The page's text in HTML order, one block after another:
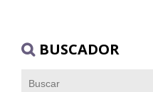
BUSCADOR